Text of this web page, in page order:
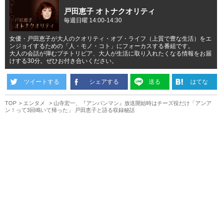
戸田恵子 オトナクオリティ
毎週日曜 14:00-14:30
女優・戸田恵子が大人のクオリティ・オブ・ライフ（上質で豊な生活）をエ
ンジョイするための「人・モノ・コト」にフォーカスする番組です。
大人の会話が弾むプチトリビア、大人が生活に取り入れたくなる情報をお届
けする30分。ぜひお付き合いください。
ツイートする シェアする 送る はてな
TOP エンタメ
山寺宏一、『アンパンマン』放送開始時はチーズ役だけ「アンア
ン！って3回鳴いて帰った」 戸田恵子と語る収録秘話